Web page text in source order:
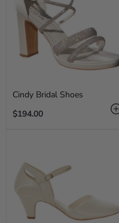
Cindy Bridal Shoes
Regular
$194.00